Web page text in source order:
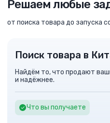
Решаем любые
от поиска товара до запуска
Поиск товара в
Найдём то, что продают
и надёжнее.
Что вы получаете